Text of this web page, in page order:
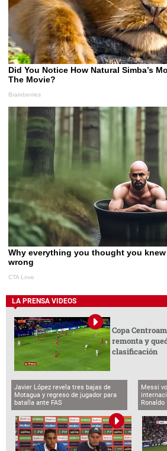
LA PRENSA VIDEOS
Copa
remonta y
clasificación
Javier López revela tres bajas de
Motagua y regreso de jugador para
batalla ante FAS
Messi
Ronaldo